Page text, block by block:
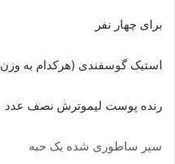
برای چهار نفر
استیک گوسفندی (هرکدام به وزن ۲۵۰ گرم) چهار تکه
رنده پوست لیموترش نصف عدد
سیر ساطوری شده یک حبه